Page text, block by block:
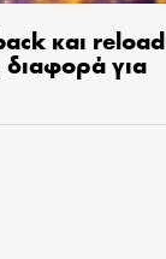
και reload
για